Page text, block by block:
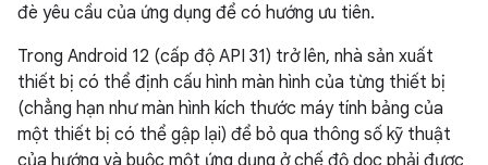
đè yêu cầu của ứng dụng để có hướng ưu tiên.
Trong Android 12 (cấp độ API 31) trở lên, nhà sản xuất
thiết bị có thể định cấu hình màn hình của từng thiết bị
(chẳng hạn như màn hình kích thước máy tính bảng của
một thiết bị có thể gập lại) để bỏ qua thông số kỹ thuật